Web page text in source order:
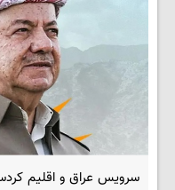
سرویس عراق و اقلیم